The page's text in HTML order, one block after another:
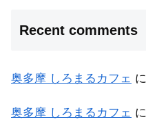
Recent comments
奥多摩 しろまるカフェ に
奥多摩 しろまるカフェ に